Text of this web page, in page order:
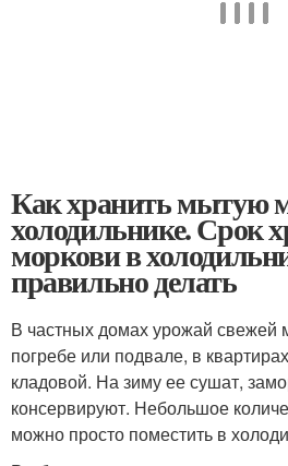
Как хранить мытую
холодильнике. Срок
моркови в
правильно делать
В частных домах урожай свежей
погребе или подвале, в
кладовой. На зиму ее сушат,
консервируют. Небольшое
можно просто поместить в